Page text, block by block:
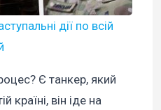
дії по всій
Є танкер, який
країні, він іде на